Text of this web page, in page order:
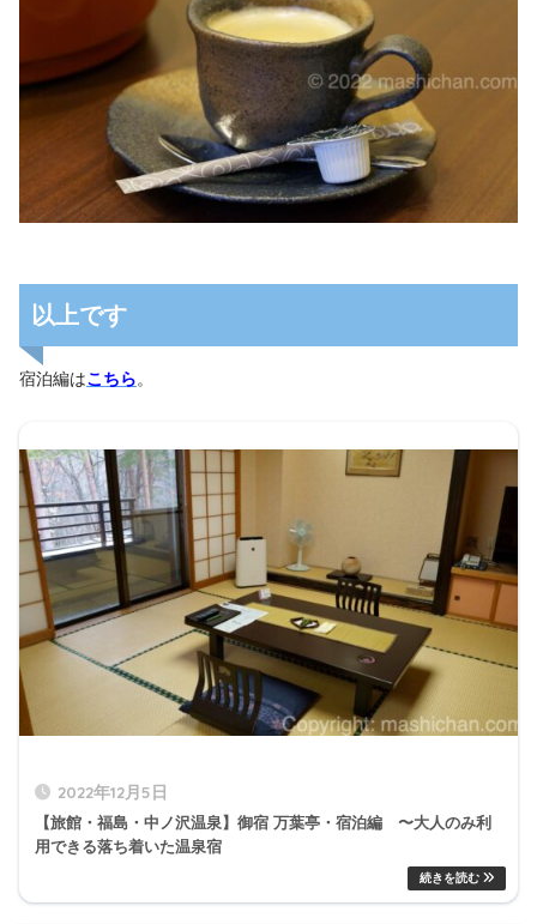
以上です
宿泊編はこちら。
2022年12月5日
【旅館・福島・中ノ沢温泉】御宿 万葉亭・宿泊編 〜大人のみ利
用できる落ち着いた温泉宿